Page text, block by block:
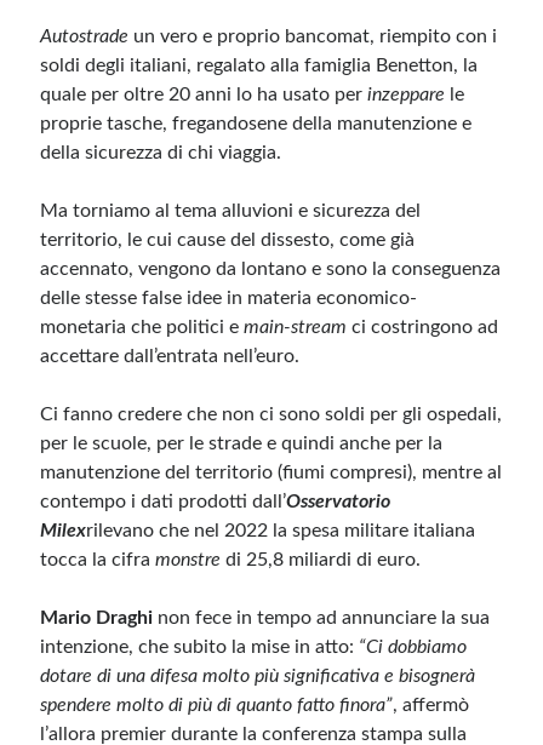
Autostrade un vero e proprio bancomat, riempito con i
soldi degli italiani, regalato alla famiglia Benetton, la
quale per oltre 20 anni lo ha usato perinzeppare le
proprie tasche, fregandosene della manutenzione e
della sicurezza di chi viaggia.
Ma torniamo al tema alluvioni e sicurezza del
territorio, le cui cause del dissesto, come già
accennato, vengono da lontano e sono la conseguenza
delle stesse false idee in materia economico-
monetaria che politici emain-stream ci costringono ad
accettare dall’entrata nell’euro.
Ci fanno credere che non ci sono soldi per gli ospedali,
per le scuole, per le strade e quindi anche per la
manutenzione del territorio (fiumi compresi), mentre al
contempo i dati prodotti dall’Osservatorio
Milexrilevano che nel 2022 la spesa militare italiana
tocca la ciframonstre di 25,8 miliardi di euro.
Mario Draghi non fece in tempo ad annunciare la sua
intenzione, che subito la mise in atto: “Ci dobbiamo
dotare di una difesa molto più significativa e bisognerà
spendere molto di più di quanto fatto finora”, affermò
l’allora premier durante la conferenza stampa sulla